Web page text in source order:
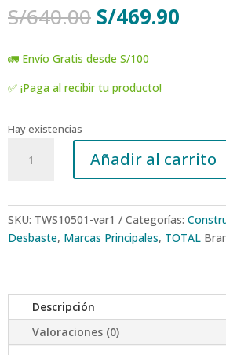
S/640.00 El
precio
original
era:
S/640.00.
S/469.90
🚛 Envío Gratis desde S/100
✅ ¡Paga al recibir tu producto!
Hay existencias
1050W
DRYWALL
+
POLO
TOTAL
cantidad
Añadir al carrito
SKU: TWS10501-var1 Categorías:
Desbaste, Marcas Principales, TOTAL
Descripción
Valoraciones (0)